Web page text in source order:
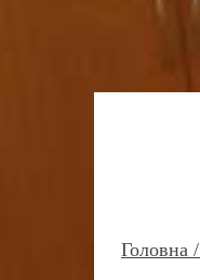
Головна /